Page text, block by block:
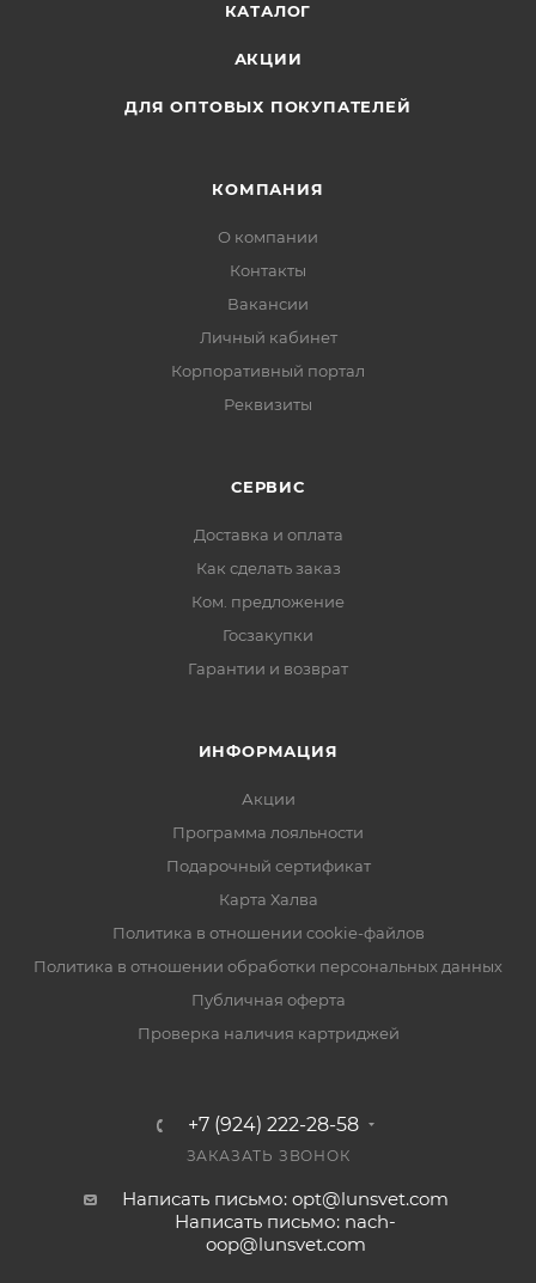
КАТАЛОГ
АКЦИИ
ДЛЯ ОПТОВЫХ ПОКУПАТЕЛЕЙ
КОМПАНИЯ
О компании
Контакты
Вакансии
Личный кабинет
Корпоративный портал
Реквизиты
СЕРВИС
Доставка и оплата
Как сделать заказ
Ком. предложение
Госзакупки
Гарантии и возврат
ИНФОРМАЦИЯ
Акции
Программа лояльности
Подарочный сертификат
Карта Халва
Политика в отношении cookie-файлов
Политика в отношении обработки персональных данных
Публичная оферта
Проверка наличия картриджей
+7 (924) 222-28-58
ЗАКАЗАТЬ ЗВОНОК
Написать письмо: opt@lunsvet.com
Написать письмо: nach-
oop@lunsvet.com